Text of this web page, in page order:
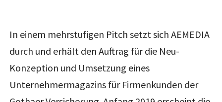
In einem mehrstufigen Pitch setzt sich AEMEDIA
durch und erhält den Auftrag für die Neu-
Konzeption und Umsetzung eines
Unternehmermagazins für Firmenkunden der